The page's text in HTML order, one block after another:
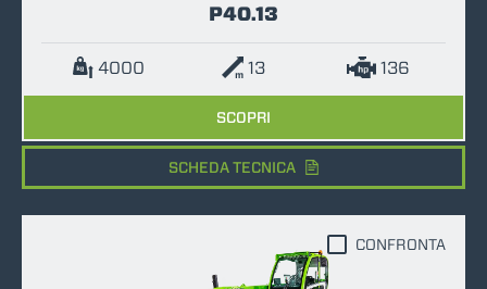
P40.13
4000 13 136
SCOPRI
SCHEDA TECNICA
CONFRONTA